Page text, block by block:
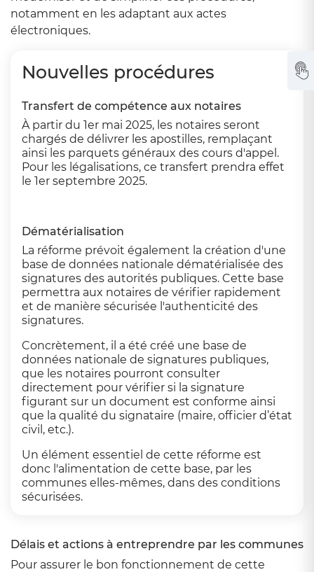
notamment en les adaptant aux actes
électroniques.
Nouvelles procédures
Transfert de compétence aux notaires
À partir du 1er mai 2025, les notaires seront
chargés de délivrer les apostilles, remplaçant
ainsi les parquets généraux des cours d'appel.
Pour les légalisations, ce transfert prendra effet
le 1er septembre 2025.
Dématérialisation
La réforme prévoit également la création d'une
base de données nationale dématérialisée des
signatures des autorités publiques. Cette base
permettra aux notaires de vérifier rapidement
et de manière sécurisée l'authenticité des
signatures.
Concrètement, il a été créé une base de
données nationale de signatures publiques,
que les notaires pourront consulter
directement pour vérifier si la signature
figurant sur un document est conforme ainsi
que la qualité du signataire (maire, officier d’état
civil, etc.).
Un élément essentiel de cette réforme est
donc l'alimentation de cette base, par les
communes elles-mêmes, dans des conditions
sécurisées.
Délais et actions à entreprendre par les communes
Pour assurer le bon fonctionnement de cette